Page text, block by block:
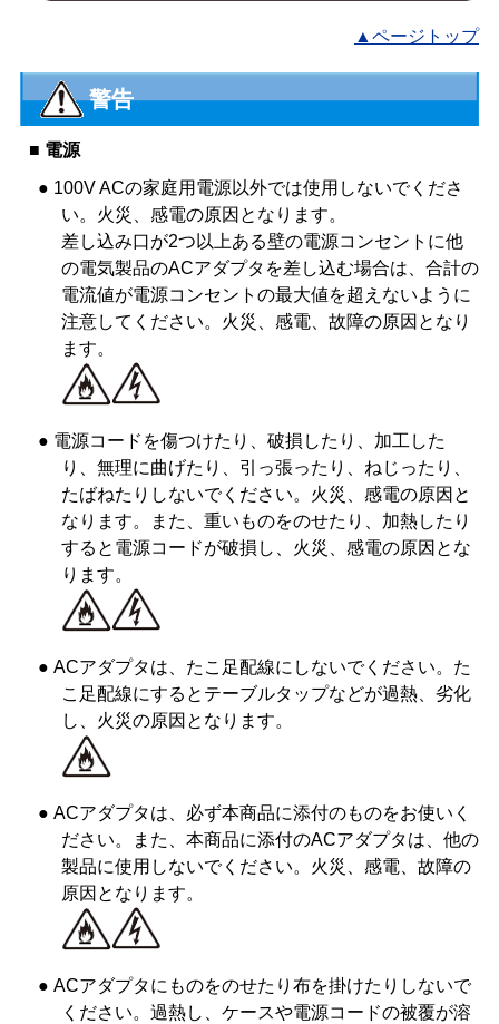
▲ページトップ
警告
■ 電源
● 100V ACの家庭用電源以外では使用しないでくださ
い。火災、感電の原因となります。
差し込み口が2つ以上ある壁の電源コンセントに他
の電気製品のACアダプタを差し込む場合は、合計の
電流値が電源コンセントの最大値を超えないように
注意してください。火災、感電、故障の原因となり
ます。
● 電源コードを傷つけたり、破損したり、加工した
り、無理に曲げたり、引っ張ったり、ねじったり、
たばねたりしないでください。火災、感電の原因と
なります。また、重いものをのせたり、加熱したり
すると電源コードが破損し、火災、感電の原因とな
ります。
● ACアダプタは、たこ足配線にしないでください。た
こ足配線にするとテーブルタップなどが過熱、劣化
し、火災の原因となります。
● ACアダプタは、必ず本商品に添付のものをお使いく
ださい。また、本商品に添付のACアダプタは、他の
製品に使用しないでください。火災、感電、故障の
原因となります。
● ACアダプタにものをのせたり布を掛けたりしないで
ください。過熱し、ケースや電源コードの被覆が溶